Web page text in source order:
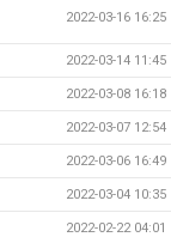
2022-03-16 16:25
2022-03-14 11:45
2022-03-08 16:18
2022-03-07 12:54
2022-03-06 16:49
2022-03-04 10:35
2022-02-22 04:01